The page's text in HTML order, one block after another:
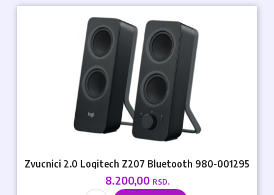
Zvucnici 2.0 Logitech Z207 Bluetooth 980-001295
8.200,00 RSD.